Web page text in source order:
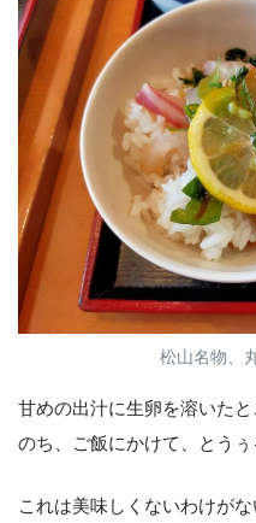
松山名物、
甘めの出汁に生卵を溶いた
のち、ご飯にかけて、とうぅ
これは美味しくないわけがな